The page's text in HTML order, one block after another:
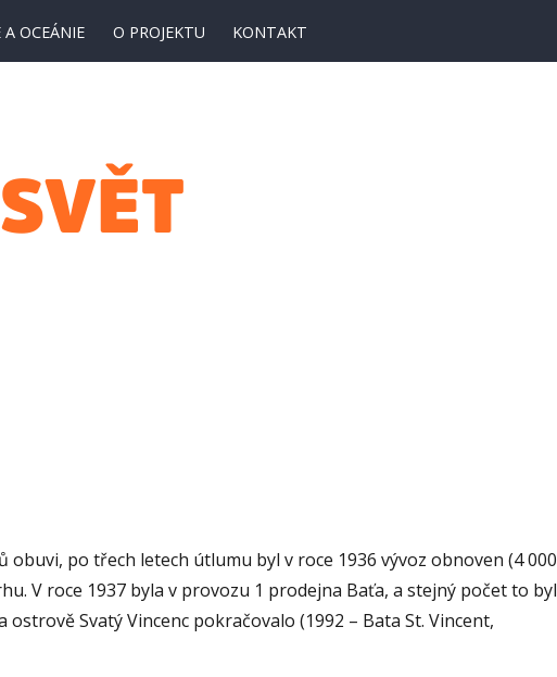
A OCEÁNIE O PROJEKTU KONTAKT
obuvi, po třech letech útlumu byl v roce 1936 vývoz obnoven (4 000
V roce 1937 byla v provozu 1 prodejna Baťa, a stejný počet to byl
Svatý Vincenc pokračovalo (1992 – Bata St. Vincent,